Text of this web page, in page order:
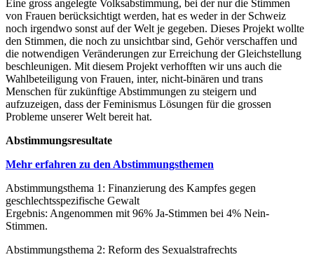
Eine gross angelegte Volksabstimmung, bei der nur die Stimmen
von Frauen berücksichtigt werden, hat es weder in der Schweiz
noch irgendwo sonst auf der Welt je gegeben. Dieses Projekt wollte
den Stimmen, die noch zu unsichtbar sind, Gehör verschaffen und
die notwendigen Veränderungen zur Erreichung der Gleichstellung
beschleunigen. Mit diesem Projekt verhofften wir uns auch die
Wahlbeteiligung von Frauen, inter, nicht-binären und trans
Menschen für zukünftige Abstimmungen zu steigern und
aufzuzeigen, dass der Feminismus Lösungen für die grossen
Probleme unserer Welt bereit hat.
Abstimmungsresultate
Mehr erfahren zu den Abstimmungsthemen
Abstimmungsthema 1: Finanzierung des Kampfes gegen
geschlechtsspezifische Gewalt
Ergebnis: Angenommen mit 96% Ja-Stimmen bei 4% Nein-
Stimmen.
Abstimmungsthema 2: Reform des Sexualstrafrechts